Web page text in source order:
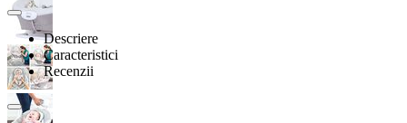
Descriere
Caracteristici
Recenzii